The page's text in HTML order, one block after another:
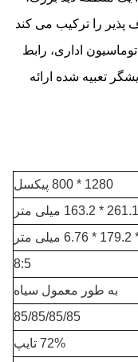
پذیر را ترکیب می کند
اداری، رابط
تعبیه شده ارائه
1280 * 800 پیکسل
* 163.2 میلی متر
8:5
به طور معمول سیاه
85/85/85/85
72% تایپ